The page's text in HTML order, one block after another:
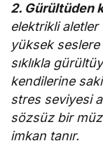
2. Gürültüden
elektrikli aletler
yüksek seslere
sıklıkla
kendilerine
stres seviyesi
sözsüz bir
imkan tanır.